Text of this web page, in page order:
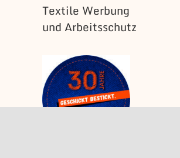
Textile Werbung
und Arbeitsschutz